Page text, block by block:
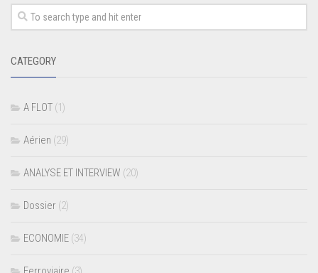
CATEGORY
A FLOT (1)
Aérien (29)
ANALYSE ET INTERVIEW (20)
Dossier (2)
ECONOMIE (34)